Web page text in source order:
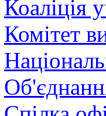
Коаліція
Комітет